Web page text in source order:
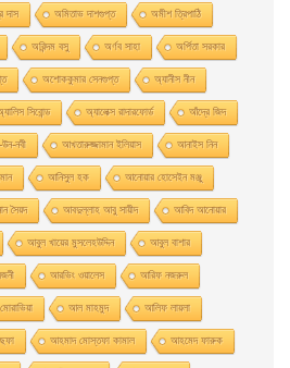
দাস অমিতাভ দাশগুপ্ত অমীশ ত্রিপাঠি
অরিন্দম বসু অর্ণব সাহা অর্পিতা সরকার
অশোককুমার সেনগুপ্ত অ্যানীস নীন
সিবােন্ড অ্যালেক্স রাদারফোর্ড আঁদ্রে জিদ
নবী আখতারুজ্জামান ইলিয়াস আনাইস নিন
আনিসুল হক আনোয়ার হোসেইন মঞ্জু
সৈয়দ আবদুল্লাহ আবু সায়ীদ আবিদ আনোয়ার
আবুল খায়ের মুসলেহউদ্দিন আবুল বাশার
আরভিং ওয়ালেস আরিফ নজরুল
আল মাহমুদ আলিফ লায়লা
আহমাদ মোস্তফা কামাল আহমেদ ফারুক